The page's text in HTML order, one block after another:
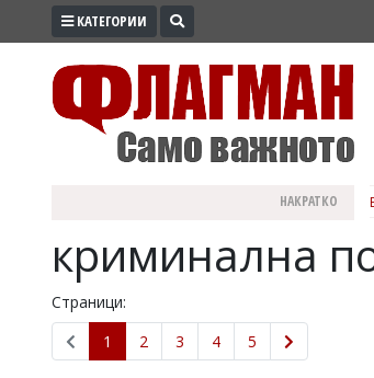
ПРОМО
ЗДРАВЕ
ПОЛИТИКА
ОБЩИНИ
ОБЩЕСТВО
КАТЕГОРИИ
НАКРАТКО
криминална
Страници:
1
2 3 4 5